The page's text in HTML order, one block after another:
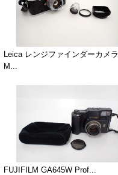
Leica レンジファインダーカメラ
M...
FUJIFILM GA645W Prof...